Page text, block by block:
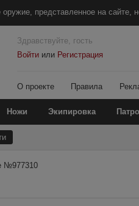
оружие, представленное на
Здравствуйте, гость
Войтиили Регистрация
О проекте Правила
Ножи Экипировка
№977310